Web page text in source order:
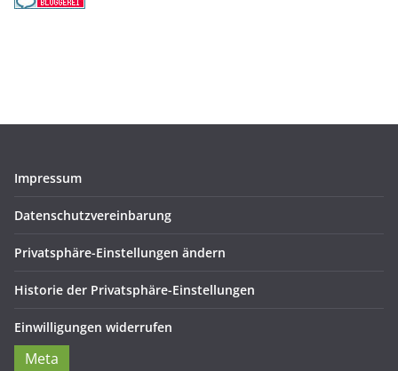
Impressum
Datenschutzvereinbarung
Privatsphäre-Einstellungen ändern
Historie der Privatsphäre-Einstellungen
Einwilligungen widerrufen
Meta